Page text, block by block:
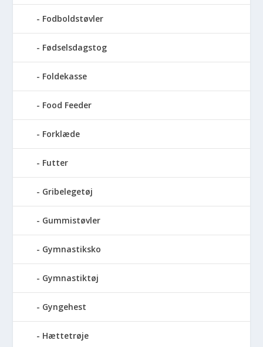
Fodboldstøvler
Fødselsdagstog
Foldekasse
Food Feeder
Forklæde
Futter
Gribelegetøj
Gummistøvler
Gymnastiksko
Gymnastiktøj
Gyngehest
Hættetrøje